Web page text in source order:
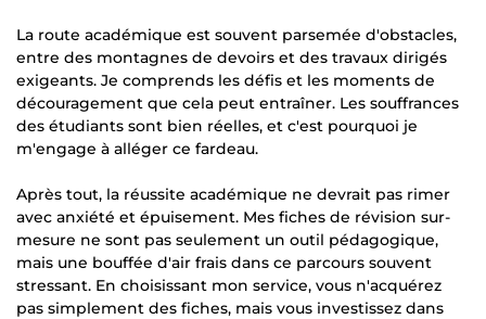
La route académique est souvent parsemée d'obstacles,
entre des montagnes de devoirs et des travaux dirigés
exigeants. Je comprends les défis et les moments de
découragement que cela peut entraîner. Les souffrances
des étudiants sont bien réelles, et c'est pourquoi je
m'engage à alléger ce fardeau.
Après tout, la réussite académique ne devrait pas rimer
avec anxiété et épuisement. Mes fiches de révision sur-
mesure ne sont pas seulement un outil pédagogique,
mais une bouffée d'air frais dans ce parcours souvent
stressant. En choisissant mon service, vous n'acquérez
pas simplement des fiches, mais vous investissez dans